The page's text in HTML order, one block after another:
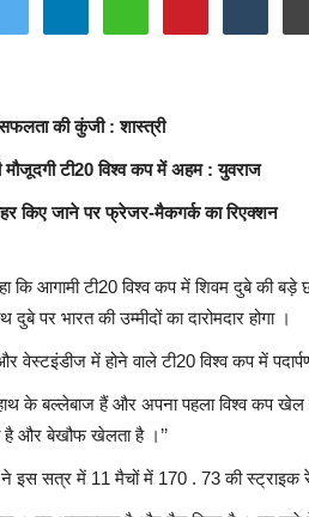
की कुंजी : शास्त्री
टी20 विश्व कप में अहम : युवराज
किए जाने पर फ्रेजर-मैकगर्क का रिएक्शन
कि आगामी टी20 विश्व कप में शिवम दुबे की
पर भारत की उम्मीदों का दारोमदार होगा ।
में होने वाले टी20 विश्व कप में
हाथ के बल्लेबाज हैं और अपना पहला विश्व कप
है और बेखौफ खेलता है ।’’
इस सत्र में 11 मैचों में 170 . 73 की स्ट्राइक